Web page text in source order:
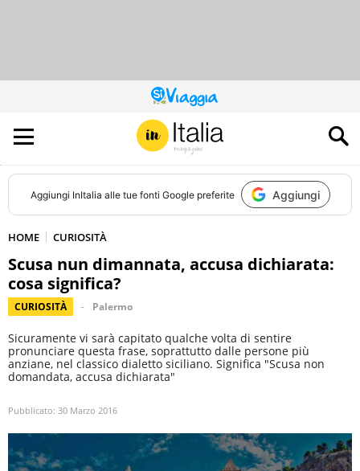
QUESTO
SITO
CONTRIBUISCE
ALL’AUDIENCE
DI
Aggiungi InItalia alle tue fonti Google preferite Aggiungi
HOME CURIOSITÀ
Scusa nun dimannata, accusa dichiarata:
cosa significa?
CURIOSITÀ Palermo
Sicuramente vi sarà capitato qualche volta di sentire
pronunciare questa frase, soprattutto dalle persone più
anziane, nel classico dialetto siciliano. Significa "Scusa non
domandata, accusa dichiarata"
Pubblicato: 30 Marzo 2016